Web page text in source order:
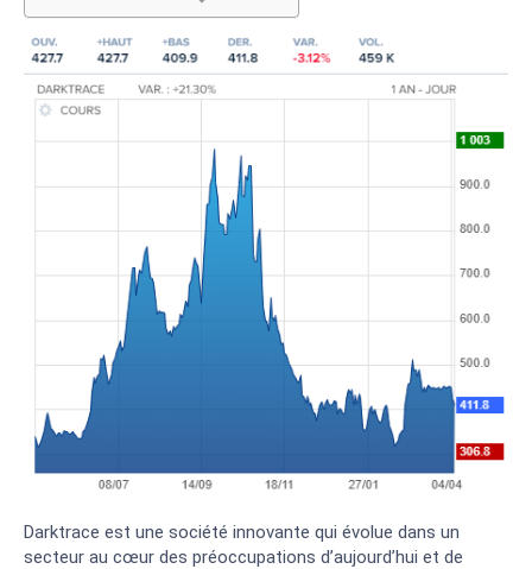
Darktrace est une société innovante qui évolue dans un
secteur au cœur des préoccupations d’aujourd’hui et de